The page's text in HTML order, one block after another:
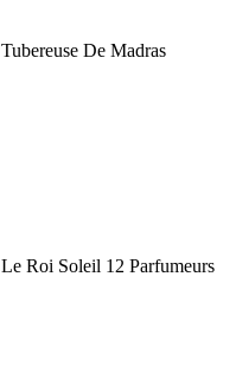
Tubereuse De Madras
Le Roi Soleil 12 Parfumeurs